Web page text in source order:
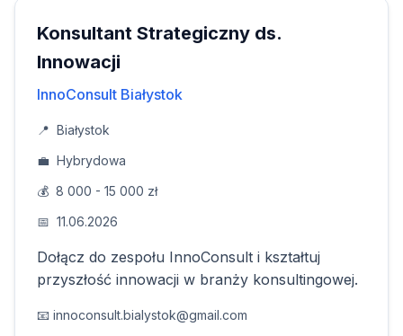
Konsultant Strategiczny ds.
Innowacji
InnoConsult Białystok
📍 Białystok
💼 Hybrydowa
💰 8 000 - 15 000 zł
📅 11.06.2026
Dołącz do zespołu InnoConsult i kształtuj
przyszłość innowacji w branży konsultingowej.
📧 innoconsult.bialystok@gmail.com